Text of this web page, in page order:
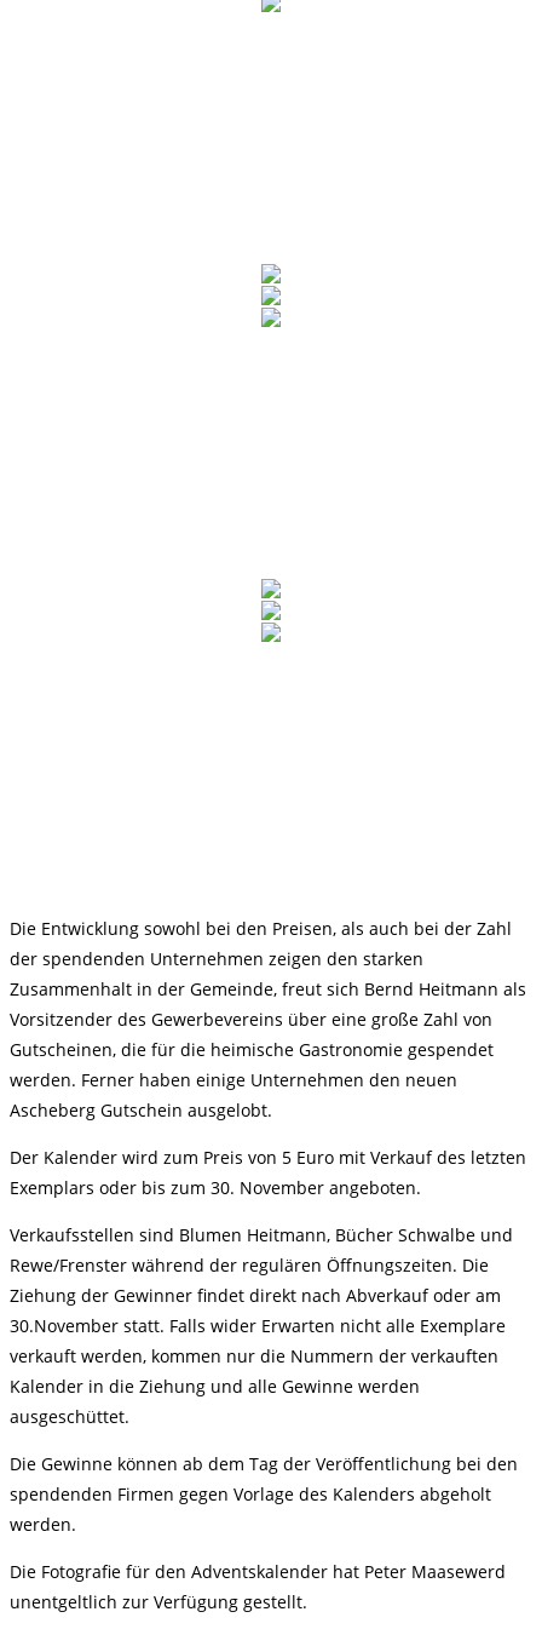
Die Entwicklung sowohl bei den Preisen, als auch bei der Zahl
der spendenden Unternehmen zeigen den starken
Zusammenhalt in der Gemeinde, freut sich Bernd Heitmann als
Vorsitzender des Gewerbevereins über eine große Zahl von
Gutscheinen, die für die heimische Gastronomie gespendet
werden. Ferner haben einige Unternehmen den neuen
Ascheberg Gutschein ausgelobt.
Der Kalender wird zum Preis von 5 Euro mit Verkauf des letzten
Exemplars oder bis zum 30. November angeboten.
Verkaufsstellen sind Blumen Heitmann, Bücher Schwalbe und
Rewe/Frenster während der regulären Öffnungszeiten. Die
Ziehung der Gewinner findet direkt nach Abverkauf oder am
30.November statt. Falls wider Erwarten nicht alle Exemplare
verkauft werden, kommen nur die Nummern der verkauften
Kalender in die Ziehung und alle Gewinne werden
ausgeschüttet.
Die Gewinne können ab dem Tag der Veröffentlichung bei den
spendenden Firmen gegen Vorlage des Kalenders abgeholt
werden.
Die Fotografie für den Adventskalender hat Peter Maasewerd
unentgeltlich zur Verfügung gestellt.